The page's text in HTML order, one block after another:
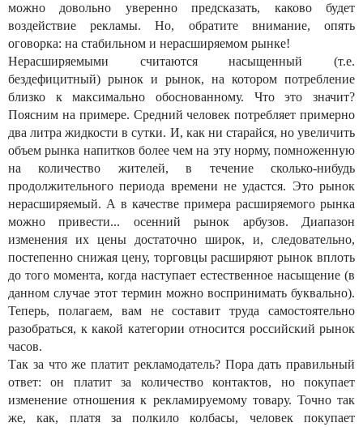
можно довольно уверенно предсказать, каково будет
воздействие рекламы. Но, обратите внимание, опять
оговорка: на стабильном и нерасширяемом рынке!
Нерасширяемыми считаются насыщенный (т.е.
бездефицитный) рынок и рынок, на котором потребление
близко к максимально обоснованному. Что это значит?
Поясним на примере. Средний человек потребляет примерно
два литра жидкости в сутки. И, как ни старайся, но увеличить
объем рынка напитков более чем на эту норму, помноженную
на количество жителей, в течение сколько-нибудь
продолжительного периода времени не удастся. Это рынок
нерасширяемый. А в качестве примера расширяемого рынка
можно привести... осенний рынок арбузов. Диапазон
изменения их цены достаточно широк, и, следовательно,
постепенно снижая цену, торговцы расширяют рынок вплоть
до того момента, когда наступает естественное насыщение (в
данном случае этот термин можно воспринимать буквально).
Теперь, полагаем, вам не составит труда самостоятельно
разобраться, к какой категории относится российский рынок
часов.
Так за что же платит рекламодатель? Пора дать правильный
ответ: он платит за количество контактов, но покупает
изменение отношения к рекламируемому товару. Точно так
же, как, платя за полкило колбасы, человек покупает